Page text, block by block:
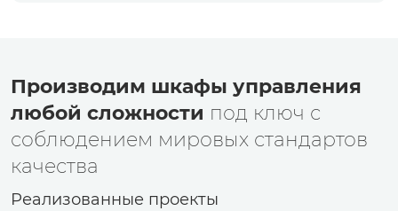
Открыли собственное производство шкафов
Производим шкафы управления
любой сложности под ключ с
соблюдением мировых стандартов
качества
Реализованные проекты